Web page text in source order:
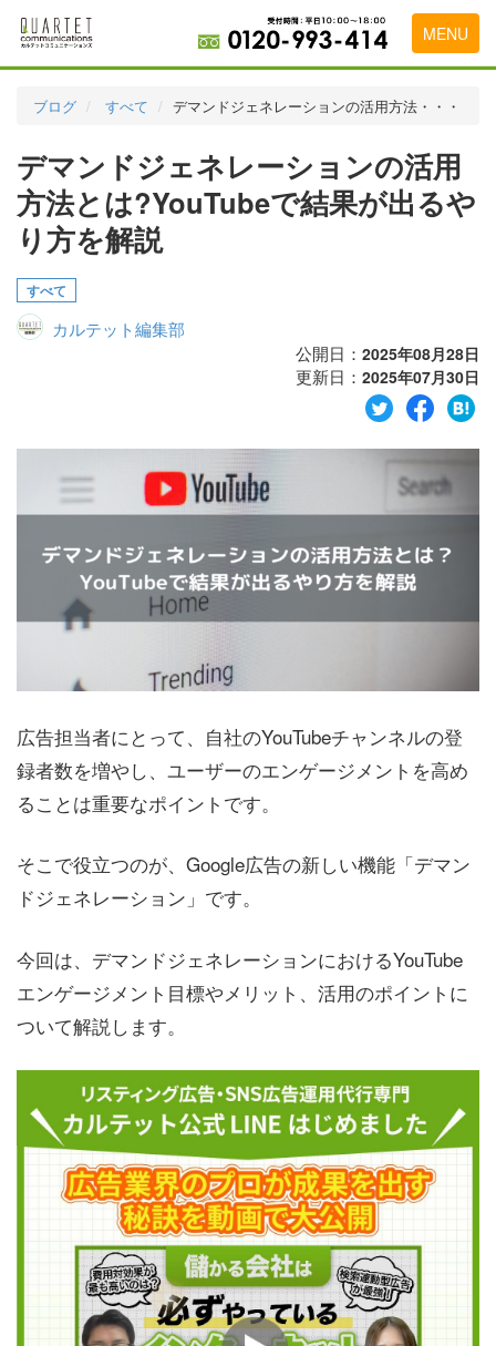
MENU
実績・お客様の声
初めて導入をお考えの方
広告代理店・HP制作会社様へ
お問い合わせ
ブログ すべて デマンドジェネレーションの活用方法・・・
デマンドジェネレーションの活用
方法とは?YouTubeで結果が出るや
り方を解説
すべて
カルテット編集部
公開日： 2025年08月28日
更新日： 2025年07月30日
広告担当者にとって、自社のYouTubeチャンネルの登
録者数を増やし、ユーザーのエンゲージメントを高め
ることは重要なポイントです。
そこで役立つのが、Google広告の新しい機能「デマン
ドジェネレーション」です。
今回は、デマンドジェネレーションにおけるYouTube
エンゲージメント目標やメリット、活用のポイントに
ついて解説します。